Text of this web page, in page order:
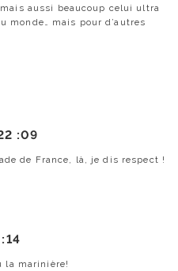
aussi beaucoup celui ultra
monde… mais pour d’autres
:09
de France, là, je dis respect !
la marinière!